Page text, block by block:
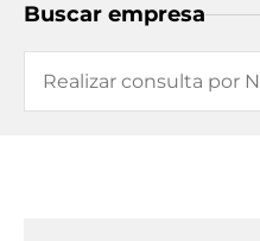
Buscar empresa